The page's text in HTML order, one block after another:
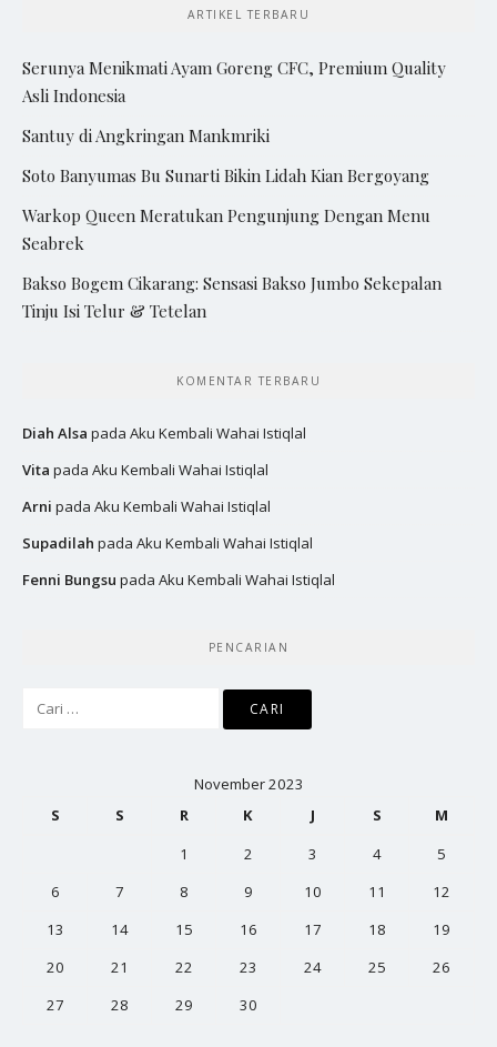
ARTIKEL TERBARU
Serunya Menikmati Ayam Goreng CFC, Premium Quality
Asli Indonesia
Santuy di Angkringan Mankmriki
Soto Banyumas Bu Sunarti Bikin Lidah Kian Bergoyang
Warkop Queen Meratukan Pengunjung Dengan Menu
Seabrek
Bakso Bogem Cikarang: Sensasi Bakso Jumbo Sekepalan
Tinju Isi Telur & Tetelan
KOMENTAR TERBARU
Diah Alsa pada Aku Kembali Wahai Istiqlal
Vita pada Aku Kembali Wahai Istiqlal
Arni pada Aku Kembali Wahai Istiqlal
Supadilah pada Aku Kembali Wahai Istiqlal
Fenni Bungsu pada Aku Kembali Wahai Istiqlal
PENCARIAN
November 2023
S
S R K J S
M
1
2 3 4
5
6
7 8 9 10 11
12
13
14 15 16 17 18
19
20
21 22 23 24 25
26
27
28 29 30